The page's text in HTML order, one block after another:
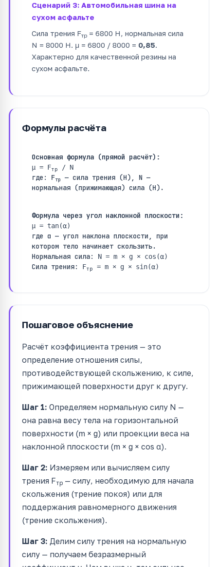
Сценарий 3: Автомобильная шина на
сухом асфальте
Сила трения Fтр = 6800 Н, нормальная сила
N = 8000 Н. μ = 6800 / 8000 = 0,85.
Характерно для качественной резины на
сухом асфальте.
Формулы расчёта
Основная формула (прямой расчёт):
μ = Fтр / N
где: Fтр
— сила трения (Н), N —
нормальная (прижимающая) сила (Н).
Формула через угол наклонной плоскости:
μ = tan(α)
где α — угол наклона плоскости, при
котором тело начинает скользить.
Нормальная сила:
N = m × g × cos(α)
Сила трения: Fтр = m × g × sin(α)
Пошаговое объяснение
Расчёт коэффициента трения — это
определение отношения силы,
противодействующей скольжению, к силе,
прижимающей поверхности друг к другу.
Шаг 1: Определяем нормальную силу N —
она равна весу тела на горизонтальной
поверхности (m × g) или проекции веса на
наклонной плоскости (m × g × cos α).
Шаг 2: Измеряем или вычисляем силу
трения Fтр — силу, необходимую для начала
скольжения (трение покоя) или для
поддержания равномерного движения
(трение скольжения).
Шаг 3: Делим силу трения на нормальную
силу — получаем безразмерный